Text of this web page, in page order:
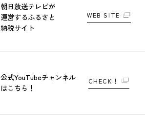
朝日放送テレビが
運営するふるさと
納税サイト
WEB SITE
公式YouTubeチャンネル
はこちら！
CHECK！